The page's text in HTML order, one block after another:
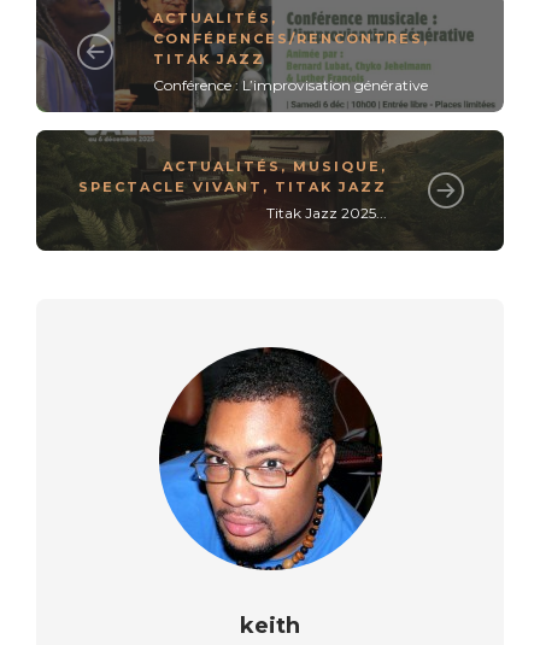
ACTUALITÉS ,
CONFÉRENCES/RENCONTRES,
TITAK JAZZ
Conférence : L’improvisation générative
ACTUALITÉS,MUSIQUE ,
SPECTACLE VIVANT , TITAK JAZZ
Titak Jazz 2025...
keith